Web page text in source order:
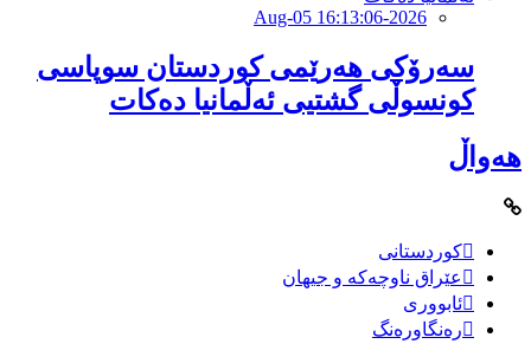
2026-Aug-05 16:13:06
سەرۆکی هەرێمی کوردستان سوپاسى
کونسوڵی گشتیی ئەڵمانیا دەکات
هەواڵ
کوردستانی
عێراق ناوچەکە و جیهان
ئابووری
رەنگاورەنگ